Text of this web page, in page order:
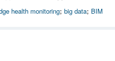
health monitoring; big data; BIM